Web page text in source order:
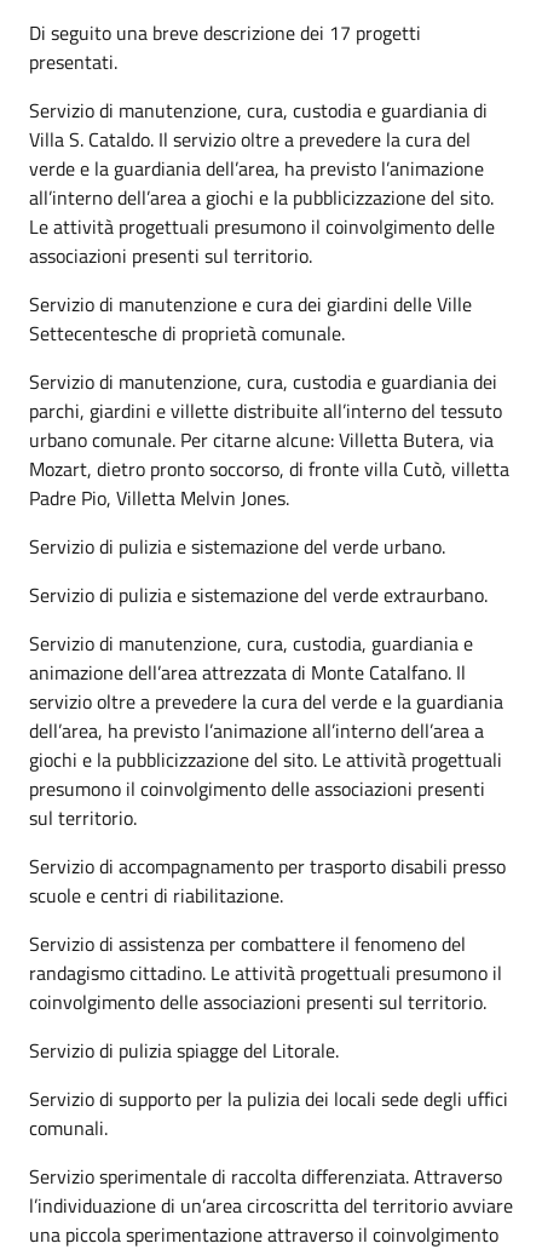
Di seguito una breve descrizione dei 17 progetti
presentati.
Servizio di manutenzione, cura, custodia e guardiania di
Villa S. Cataldo. Il servizio oltre a prevedere la cura del
verde e la guardiania dell’area, ha previsto l’animazione
all’interno dell’area a giochi e la pubblicizzazione del sito.
Le attività progettuali presumono il coinvolgimento delle
associazioni presenti sul territorio.
Servizio di manutenzione e cura dei giardini delle Ville
Settecentesche di proprietà comunale.
Servizio di manutenzione, cura, custodia e guardiania dei
parchi, giardini e villette distribuite all’interno del tessuto
urbano comunale. Per citarne alcune: Villetta Butera, via
Mozart, dietro pronto soccorso, di fronte villa Cutò, villetta
Padre Pio, Villetta Melvin Jones.
Servizio di pulizia e sistemazione del verde urbano.
Servizio di pulizia e sistemazione del verde extraurbano.
Servizio di manutenzione, cura, custodia, guardiania e
animazione dell’area attrezzata di Monte Catalfano. Il
servizio oltre a prevedere la cura del verde e la guardiania
dell’area, ha previsto l’animazione all’interno dell’area a
giochi e la pubblicizzazione del sito. Le attività progettuali
presumono il coinvolgimento delle associazioni presenti
sul territorio.
Servizio di accompagnamento per trasporto disabili presso
scuole e centri di riabilitazione.
Servizio di assistenza per combattere il fenomeno del
randagismo cittadino. Le attività progettuali presumono il
coinvolgimento delle associazioni presenti sul territorio.
Servizio di pulizia spiagge del Litorale.
Servizio di supporto per la pulizia dei locali sede degli uffici
comunali.
Servizio sperimentale di raccolta differenziata. Attraverso
l’individuazione di un’area circoscritta del territorio avviare
una piccola sperimentazione attraverso il coinvolgimento